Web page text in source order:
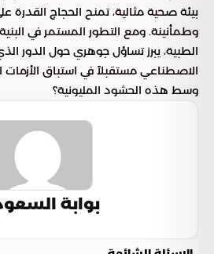
بيئة صحية مثالية، تمنح الحجاج القدرة
وطمأنينة. ومع التطور المستمر في
الطبية، يبرز تساؤل جوهري حول الدور
الاصطناعي مستقبلاً في استباق
وسط هذه الحشود المليونية؟
بوابة